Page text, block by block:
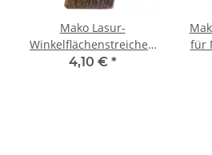
Mako Lasur-
Winkelflächenstreicher,
KOMFORT 100 - 1 Stück
4,10 € *
für